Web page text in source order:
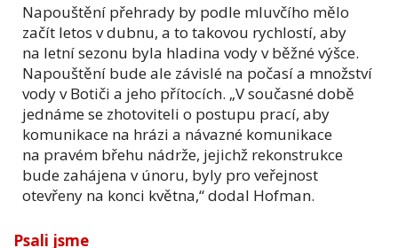
Napouštění přehrady by podle mluvčího mělo
začít letos v dubnu, a to takovou rychlostí, aby
na letní sezonu byla hladina vody v běžné výšce.
Napouštění bude ale závislé na počasí a množství
vody v Botiči a jeho přítocích. „V současné době
jednáme se zhotoviteli o postupu prací, aby
komunikace na hrázi a návazné komunikace
na pravém břehu nádrže, jejichž rekonstrukce
bude zahájena v únoru, byly pro veřejnost
otevřeny na konci května,“ dodal Hofman.
Psali jsme